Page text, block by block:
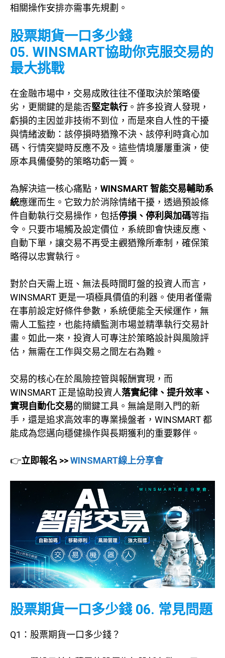
相關操作安排亦需事先規劃。
股票期貨一口多少錢
05. WINSMART協助你克服交易的
最大挑戰
在金融市場中，交易成敗往往不僅取決於策略優
劣，更關鍵的是能否堅定執行 。許多投資人發現，
虧損的主因並非技術不到位，而是來自人性的干擾
與情緒波動：該停損時猶豫不決、該停利時貪心加
碼、行情突變時反應不及。這些情境屢屢重演，使
原本具備優勢的策略功虧一簣。
為解決這一核心痛點， WINSMART 智能交易輔助系
統應運而生。它致力於消除情緒干擾，透過預設條
件自動執行交易操作，包括停損、停利與加碼等指
令。只要市場觸及設定價位，系統即會快速反應、
自動下單，讓交易不再受主觀猶豫所牽制，確保策
略得以忠實執行。
對於白天需上班、無法長時間盯盤的投資人而言，
WINSMART 更是一項極具價值的利器。使用者僅需
在事前設定好條件參數，系統便能全天候運作，無
需人工監控，也能持續監測市場並精準執行交易計
畫。如此一來，投資人可專注於策略設計與風險評
估，無需在工作與交易之間左右為難。
交易的核心在於風險控管與報酬實現，而
WINSMART 正是協助投資人落實紀律、提升效率、
實現自動化交易的關鍵工具。無論是剛入門的新
手，還是追求高效率的專業操盤者，WINSMART 都
能成為您邁向穩健操作與長期獲利的重要夥伴。
👉立即報名 >>WINSMART線上分享會
股票期貨一口多少錢 06. 常見問題
Q1：股票期貨一口多少錢？